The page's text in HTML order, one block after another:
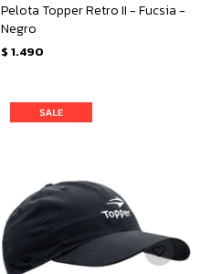
Pelota Topper Retro II - Fucsia -
Negro
$ 1.490